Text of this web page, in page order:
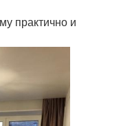
практично и